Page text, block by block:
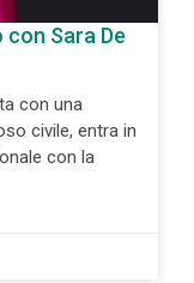
Sara De
con una
civile, entra in
con la